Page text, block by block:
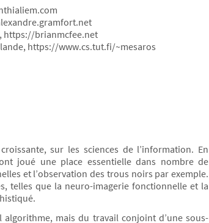
https://brianmcfee.net
https://www.cs.tut.fi/~mesaros
sur les sciences de l’information. En
joué une place essentielle dans nombre de
et l’observation des trous noirs par exemple.
telles que la neuro-imagerie fonctionnelle et la
algorithme, mais du travail conjoint d’une sous-